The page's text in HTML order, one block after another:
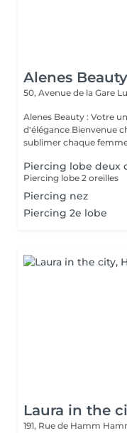
Alenes Beauty
50, Avenue de la Gare
Alenes Beauty : Votre
d'élégance Bienvenue chez Alenes Beauty, un lieu pensé pour
sublimer chaque
Piercing lobe deux
Piercing lobe 2 oreilles
Piercing nez
Piercing 2e lobe
Laura in the
191, Rue de Hamm